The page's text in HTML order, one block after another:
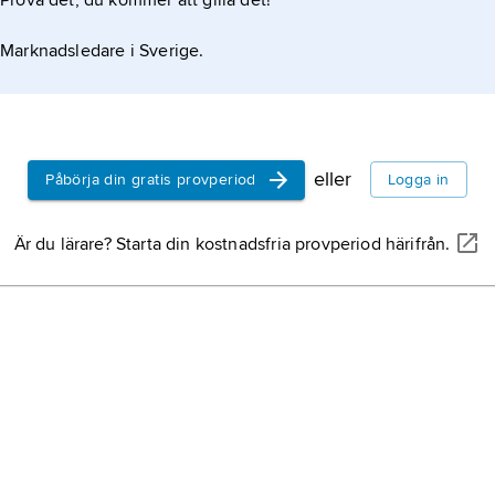
ca 450. Värmevärdet varierar kring 33,3
Marknadsledare i Sverige.
Påbörja din gratis provperiod eller Logga in
Är du lärare? Starta din kostnadsfria provperiod härifrån.